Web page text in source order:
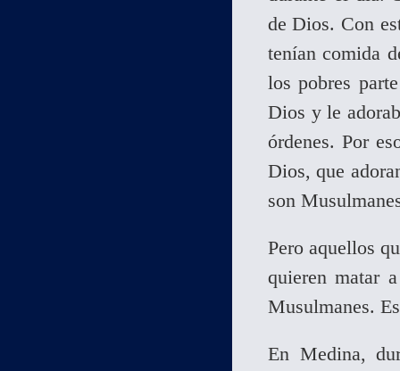
de Dios. Con
tenían comida
los pobres
Dios y le
órdenes. Por
Dios, que
son
Pero aquellos
quieren matar
Musulmanes.
En Medina,